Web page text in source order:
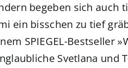
begeben sich auch
ein bisschen zu tief
SPIEGEL-Bestseller
Svetlana und